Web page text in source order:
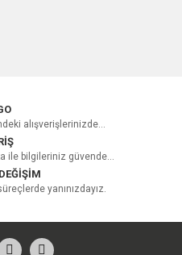
alışverişlerinizde...
ile bilgileriniz güvende...
yanınızdayız.